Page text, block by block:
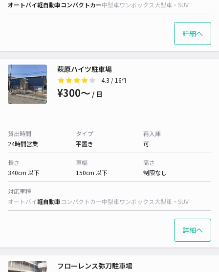
オートバイ軽自動車コンパクトカー中型車ワンボックス大型車・SUV
詳細へ
萩原ハイツ駐車場
4.3 / 16件
¥300〜 / 日
貸出時間
24時間営業
タイプ
平置き
再入庫
可
長さ
340cm 以下
車幅
150cm 以下
高さ
制限なし
対応車種
オートバイ軽自動車コンパクトカー中型車ワンボックス大型車・SUV
詳細へ
フローレンス弥刀駐車場